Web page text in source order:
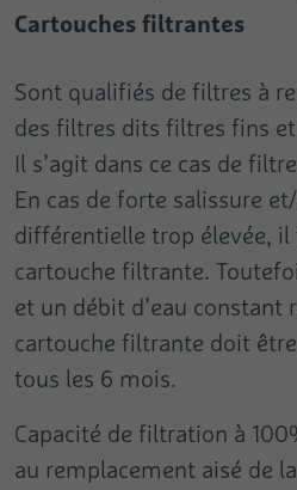
Cartouches filtrantes
Sont qualifiés de filtres à
des filtres dits filtres fins
Il s’agit dans ce cas de
En cas de forte salissure
différentielle trop élevée,
cartouche filtrante.
et un débit d’eau constant
cartouche filtrante doit
tous les 6 mois.
Capacité de filtration à
au remplacement aisé de